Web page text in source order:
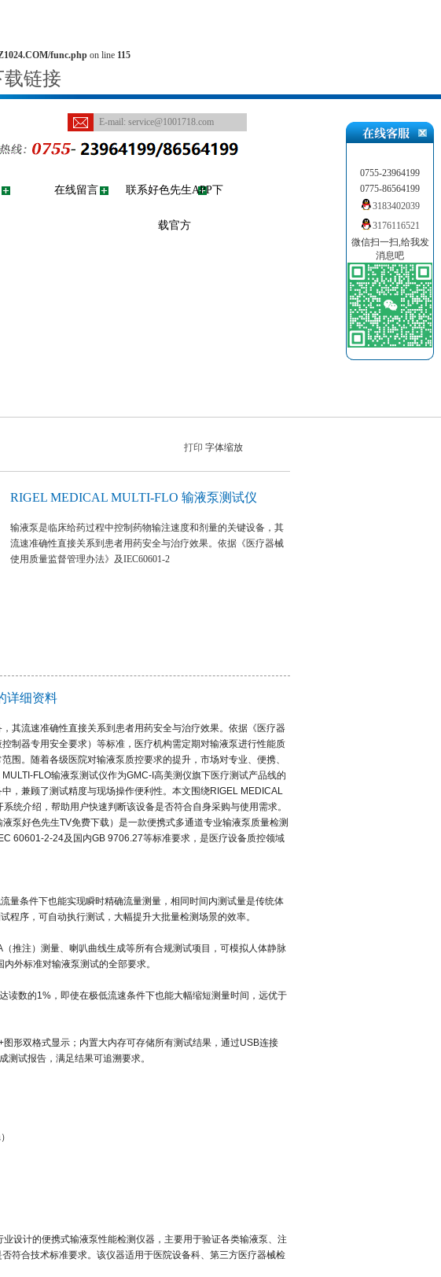
func.php on line 115
载链接
E-mail: service@1001718.com
在线留言 联系好色先生APP下
载官方
打印 字体缩放
RIGEL MEDICAL MULTI-FLO 输液泵测试仪
输液泵是临床给药过程中控制药物输注速度和剂量的关键设备，其
流速准确性直接关系到患者用药安全与治疗效果。依据《医疗器械
使用质量监督管理办法》及IEC60601-2
详细资料
其流速准确性直接关系到患者用药安全与治疗效果。依据《医疗器
制器专用安全要求）等标准，医疗机构需定期对输液泵进行性能质
围。随着各级医院对输液泵质控要求的提升，市场对专业、便携、
FLO输液泵测试仪作为GMC-I高美测仪旗下医疗测试产品线的
，兼顾了测试精度与现场操作便利性。本文围绕RIGEL MEDICAL
统介绍，帮助用户快速判断该设备是否符合自身采购与使用需求。
泵好色先生TV免费下载）是一款便携式多通道专业输液泵质量检测
60601-2-24及国内GB 9706.27等标准要求，是医疗设备质控领域
量条件下也能实现‌瞬时精确流量测量‌，相同时间内测试量是传统体
序，可自动执行测试，大幅提升大批量检测场景的效率。
推注）测量、喇叭曲线生成等所有合规测试项目，可模拟人体静脉
外标准对输液泵测试的全部要求。
数的‌1%‌，即使在极低流速条件下也能大幅缩短测量时间，远优于
形双格式显示；内置大内存可存储所有测试结果，通过USB连接
测试报告，满足结果可追溯要求。
设计的便携式输液泵性能检测仪器，主要用于验证各类输液泵、注
符合技术标准要求。该仪器适用于医院设备科、第三方医疗器械检
0755-23964199
0775-86564199
3183402039
3176116521
微信扫一扫,给我发
消息吧